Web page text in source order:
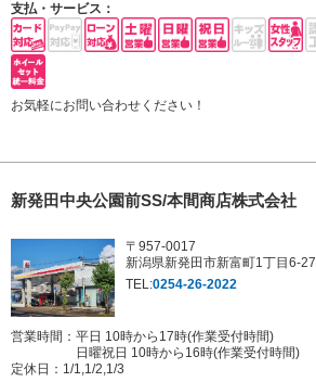
支払・サービス：
お気軽にお問い合わせください！
新発田中央公園前SS/本間商店株式会社
〒957-0017
新潟県新発田市新富町1丁目6-27
TEL:0254-26-2022
営業時間：平日 10時から17時(作業受付時間)
日曜祝日 10時から16時(作業受付時間)
定休日： 1/1,1/2,1/3